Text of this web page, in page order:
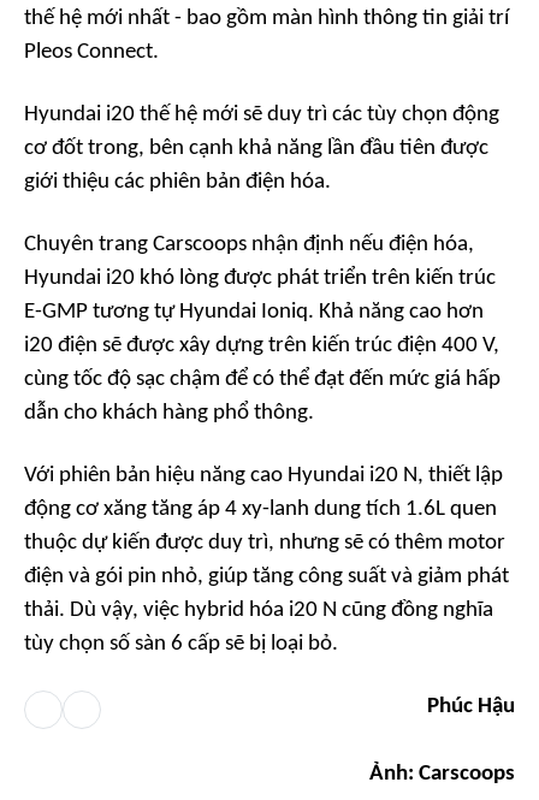
thế hệ mới nhất - bao gồm màn hình thông tin giải trí
Pleos Connect.
Hyundai i20 thế hệ mới sẽ duy trì các tùy chọn động
cơ đốt trong, bên cạnh khả năng lần đầu tiên được
giới thiệu các phiên bản điện hóa.
Chuyên trang Carscoops nhận định nếu điện hóa,
Hyundai i20 khó lòng được phát triển trên kiến trúc
E-GMP tương tự Hyundai Ioniq. Khả năng cao hơn
i20 điện sẽ được xây dựng trên kiến trúc điện 400 V,
cùng tốc độ sạc chậm để có thể đạt đến mức giá hấp
dẫn cho khách hàng phổ thông.
Với phiên bản hiệu năng cao Hyundai i20 N, thiết lập
động cơ xăng tăng áp 4 xy-lanh dung tích 1.6L quen
thuộc dự kiến được duy trì, nhưng sẽ có thêm motor
điện và gói pin nhỏ, giúp tăng công suất và giảm phát
thải. Dù vậy, việc hybrid hóa i20 N cũng đồng nghĩa
tùy chọn số sàn 6 cấp sẽ bị loại bỏ.
Phúc Hậu
Ảnh: Carscoops